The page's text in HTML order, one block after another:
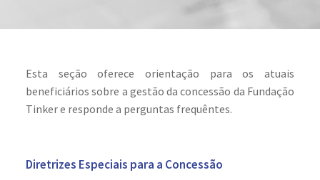
Esta seção oferece orientação para os atuais
beneficiários sobre a gestão da concessão da Fundação
Tinker e responde a perguntas frequêntes.
Diretrizes Especiais para a Concessão